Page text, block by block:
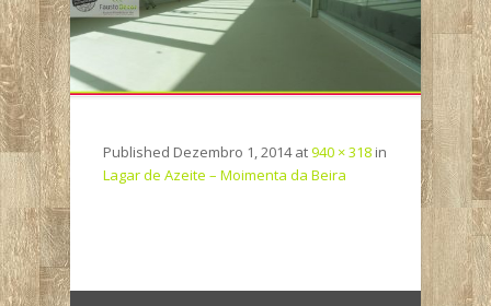
Published Dezembro 1, 2014at940 × 318 in
Lagar de Azeite – Moimenta da Beira